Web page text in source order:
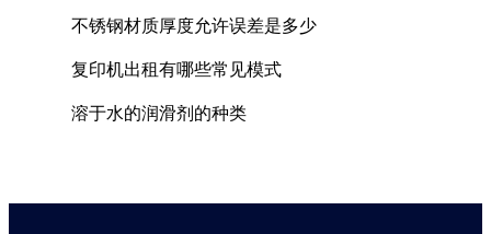
不锈钢材质厚度允许误差是多少
复印机出租有哪些常见模式
溶于水的润滑剂的种类